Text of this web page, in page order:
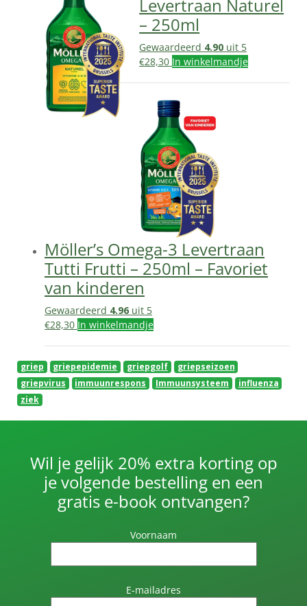
Levertraan Naturel
– 250ml
Gewaardeerd 4.90 uit 5
€28,30 In winkelmandje
Möller’s Omega-3 Levertraan
Tutti Frutti – 250ml – Favoriet
van kinderen
Gewaardeerd 4.96 uit 5
€28,30 In winkelmandje
griep griepepidemie griepgolf
griepseizoen
griepvirus
immuunrespons Immuunsysteem
influenza
ziek
Wil je gelijk 20% extra korting op
je volgende bestelling en een
gratis e-book ontvangen?
Voornaam
E-mailadres